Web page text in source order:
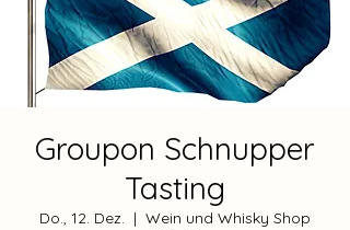
Groupon Schnupper
Tasting
Do., 12. Dez.
  |
Wein und Whisky Shop